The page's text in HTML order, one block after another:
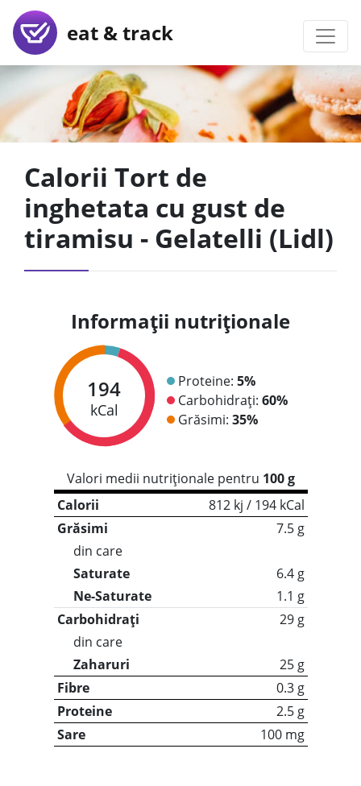
eat & track
Calorii Tort de
inghetata cu gust de
tiramisu - Gelatelli (Lidl)
Informații nutriționale
194
kCal
Proteine: 5%
Carbohidrați: 60%
Grăsimi: 35%
Valori medii nutriționale pentru 100 g
Calorii
812 kj / 194 kCal
Grăsimi
7.5 g
din care
Saturate
6.4 g
Ne-Saturate
1.1 g
Carbohidrați
29 g
din care
Zaharuri
25 g
Fibre
0.3 g
Proteine
2.5 g
Sare
100 mg